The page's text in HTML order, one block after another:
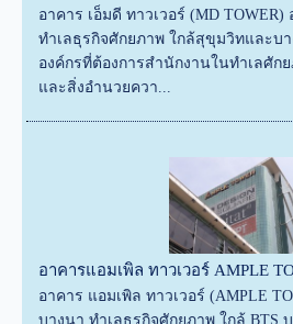
อาคาร เอ็มดี ทาวเวอร์ (MD
ทำเลธุรกิจศักยภาพ ใกล้สุขุมวิทและบ
องค์กรที่ต้องการสำนักงานในทำเลศัก
และสิ่งอำนวยควา...
อาคารแอมเพิล ทาวเวอร์ AMPLE
อาคาร แอมเพิล ทาวเวอร์ (AMPLE
บางนา ทำเลธุรกิจศักยภาพ ใกล้ BTS